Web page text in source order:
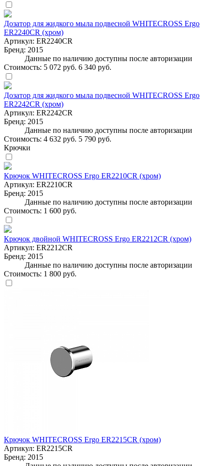
Дозатор для жидкого мыла подвесной WHITECROSS Ergo
ER2240CR (хром)
Артикул: ER2240CR
Бренд: 2015
Данные по наличию доступны после авторизации
Стоимость: 5 072 руб. 6 340 руб.
Дозатор для жидкого мыла подвесной WHITECROSS Ergo
ER2242CR (хром)
Артикул: ER2242CR
Бренд: 2015
Данные по наличию доступны после авторизации
Стоимость: 4 632 руб. 5 790 руб.
Крючки
Крючок WHITECROSS Ergo ER2210CR (хром)
Артикул: ER2210CR
Бренд: 2015
Данные по наличию доступны после авторизации
Стоимость: 1 600 руб.
Крючок двойной WHITECROSS Ergo ER2212CR (хром)
Артикул: ER2212CR
Бренд: 2015
Данные по наличию доступны после авторизации
Стоимость: 1 800 руб.
Крючок WHITECROSS Ergo ER2215CR (хром)
Артикул: ER2215CR
Бренд: 2015